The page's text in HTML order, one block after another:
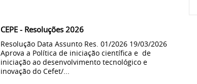
CEPE - Resoluções 2026
Resolução Data Assunto Res. 01/2026 19/03/2026
Aprova a Política de iniciação científica e de
iniciação ao desenvolvimento tecnológico e
inovação do Cefet/...